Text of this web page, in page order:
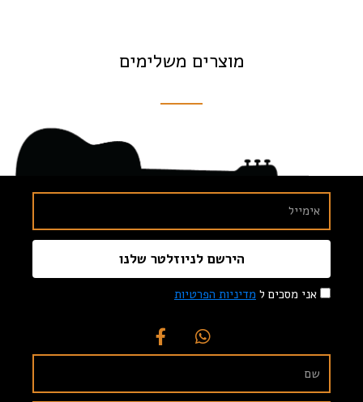
מוצרים משלימים
אני מסכים ל מדיניות הפרטיות
הירשם לניוזלטר שלנו